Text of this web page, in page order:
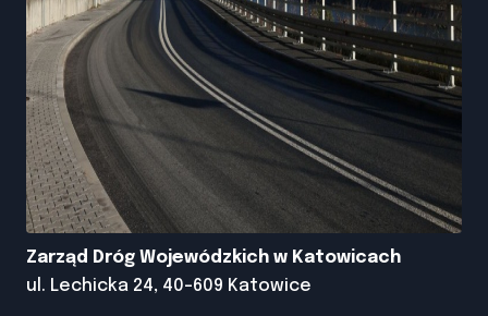
Zarząd Dróg Wojewódzkich w Katowicach
ul. Lechicka 24, 40-609 Katowice